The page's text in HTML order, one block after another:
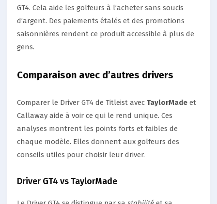
GT4. Cela aide les golfeurs à l’acheter sans soucis
d’argent. Des paiements étalés et des promotions
saisonnières rendent ce produit accessible à plus de
gens.
Comparaison avec d’autres drivers
Comparer le Driver GT4 de Titleist avec TaylorMade et
Callaway aide à voir ce qui le rend unique. Ces
analyses montrent les points forts et faibles de
chaque modèle. Elles donnent aux golfeurs des
conseils utiles pour choisir leur driver.
Driver GT4 vs TaylorMade